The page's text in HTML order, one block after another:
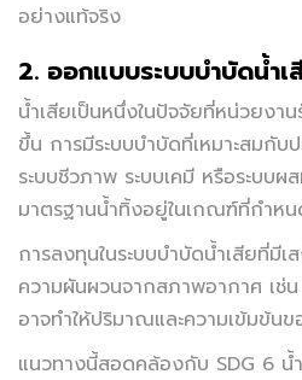
อย่างแท้จริง
2. ออกแบบระบบบำบัดน้ำ
น้ำเสียเป็นหนึ่งในปัจจัยที่หน่วยงา
ขึ้น การมีระบบบำบัดที่เหมาะสมกับ
ระบบชีวภาพ ระบบเคมี หรือระบบผ
มาตรฐานน้ำทิ้งอยู่ในเกณฑ์ที่กำห
การลงทุนในระบบบำบัดน้ำเสียที่มี
ความผันผวนจากสภาพอากาศ เ
อาจทำให้ปริมาณและความเข้มข้น
แนวทางนี้สอดคล้องกับ SDG 6 น้